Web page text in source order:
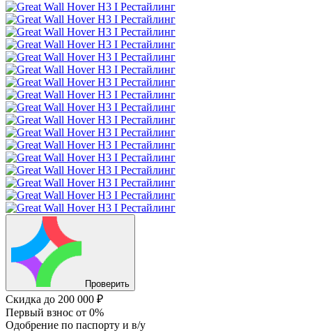
Проверить
Скидка до 200 000 ₽
Первый взнос от 0%
Одобрение по паспорту и в/у